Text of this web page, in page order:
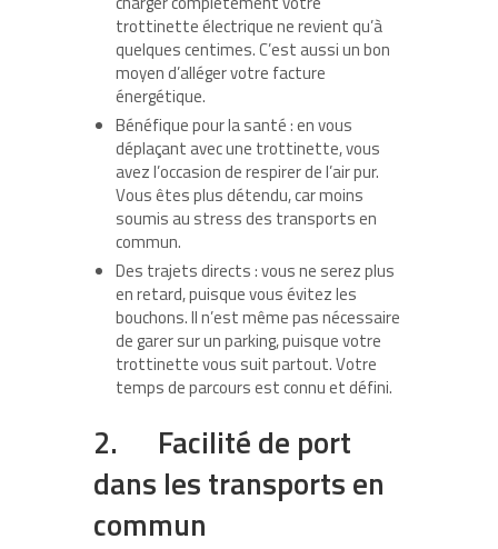
trottinette électrique ne revient qu’à
quelques centimes. C’est aussi un bon
moyen d’alléger votre facture
énergétique.
Bénéfique pour la santé : en vous
déplaçant avec une trottinette, vous
avez l’occasion de respirer de l’air pur.
Vous êtes plus détendu, car moins
soumis au stress des transports en
commun.
Des trajets directs : vous ne serez plus
en retard, puisque vous évitez les
bouchons. Il n’est même pas nécessaire
de garer sur un parking, puisque votre
trottinette vous suit partout. Votre
temps de parcours est connu et défini.
2. Facilité de port
dans les transports en
commun